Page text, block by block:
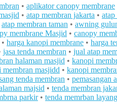
• aplikator canopy membrane
• atap membran jakarta •
atap membran taman • awning
membrane Masjid • canopy
• harga kanopi membrane • harga
jasa tenda membran • jual atap
halaman masjid • kanopi
membran masjidd • kanopi
tenda membran • pemasangan
majsid • tenda membran
parkir• tenda memrban layang